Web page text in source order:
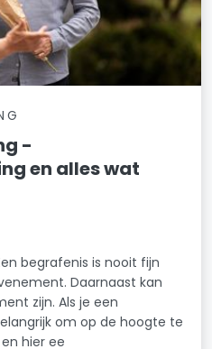
-
en alles wat
begrafenis is nooit fijn
Daarnaast kan
zijn. Als je een
om op de hoogte te
hier ee